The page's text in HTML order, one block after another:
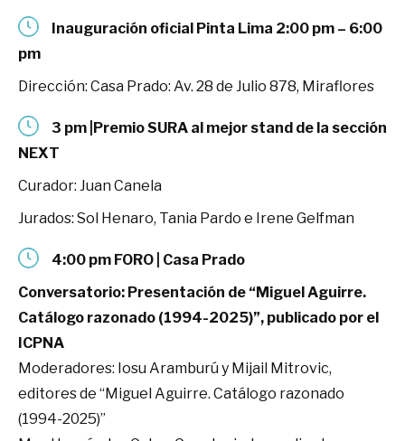
Inauguración oficial Pinta Lima 2:00 pm – 6:00
pm
Dirección: Casa Prado: Av. 28 de Julio 878, Miraflores
3 pm |Premio SURA al mejor stand de la sección
NEXT
Curador: Juan Canela
Jurados: Sol Henaro, Tania Pardo e Irene Gelfman
4:00 pm FORO | Casa Prado
Conversatorio: Presentación de “Miguel Aguirre.
Catálogo razonado (1994-2025)”, publicado por el
ICPNA
Moderadores: Iosu Aramburú y Mijail Mitrovic,
editores de “Miguel Aguirre. Catálogo razonado
(1994-2025)”